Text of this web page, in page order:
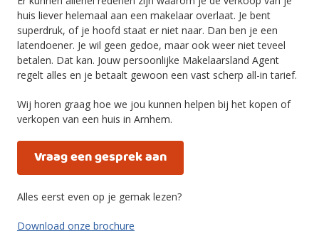
huis liever helemaal aan een makelaar overlaat. Je bent
superdruk, of je hoofd staat er niet naar. Dan ben je een
latendoener. Je wil geen gedoe, maar ook weer niet teveel
betalen. Dat kan. Jouw persoonlijke Makelaarsland Agent
regelt alles en je betaalt gewoon een vast scherp all-in tarief.
Wij horen graag hoe we jou kunnen helpen bij het kopen of
verkopen van een huis in Arnhem.
Vraag een gesprek aan
Alles eerst even op je gemak lezen?
Download onze brochure